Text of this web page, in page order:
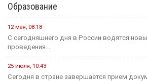
Образование
12 мая, 08:18
С сегодняшнего дня в России водятся
проведения...
25 июля, 10:43
Сегодня в стране завершается прием